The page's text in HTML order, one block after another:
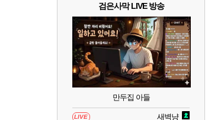
검은사막 LIVE 방송
만두집 아들
LIVE 새벽냥